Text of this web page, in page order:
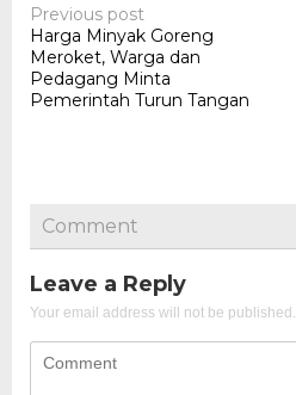
Post
navigation
Previous post
Harga Minyak Goreng
Meroket, Warga dan
Pedagang Minta
Pemerintah Turun Tangan
Comment
Leave a Reply
Your email address will not be published.